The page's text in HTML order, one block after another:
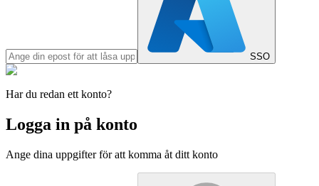
SSO
Har du redan ett konto?
Logga in på konto
Ange dina uppgifter för att komma åt ditt konto